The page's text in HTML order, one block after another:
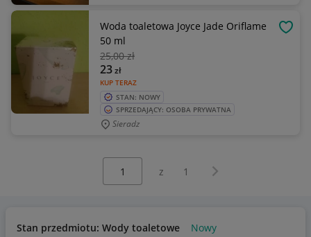
Woda toaletowa Joyce Jade Oriflame
50 ml
25,00 zł
KUP TERAZ
23zł
STAN: NOWY
SPRZEDAJĄCY: OSOBA PRYWATNA
Sieradz
z 1 Następna strona
Stan przedmiotu: Wody toaletowe Nowy